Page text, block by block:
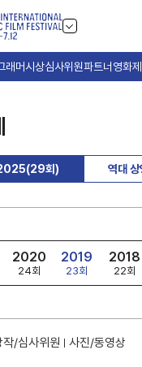
래머시상심사위원파트너 영화
회) 역대
2020
24회
2019
23회
2018
22회
작/심사위원 사진/동영상